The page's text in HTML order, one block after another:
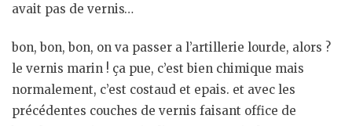
avait pas de vernis…
bon, bon, bon, on va passer a l’artillerie lourde, alors ?
le vernis marin ! ça pue, c’est bien chimique mais
normalement, c’est costaud et epais. et avec les
précédentes couches de vernis faisant office de